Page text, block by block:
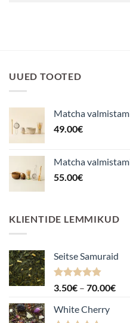
UUED TOOTED
Matcha
49.00€
Matcha
55.00€
KLIENTIDE LEMMIKUD
Seitse Samuraid
Hinnanguga
3.50€ – 70.00€
White Cherry